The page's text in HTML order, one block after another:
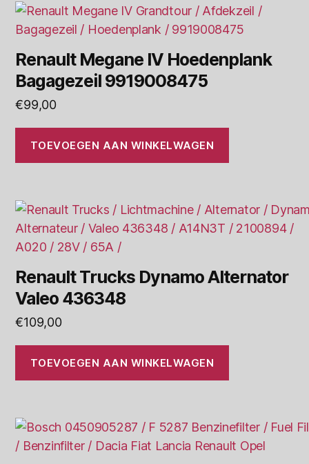
Renault Megane IV Hoedenplank
Bagagezeil 9919008475
€99,00
TOEVOEGEN AAN WINKELWAGEN
Renault Trucks Dynamo Alternator
Valeo 436348
€109,00
TOEVOEGEN AAN WINKELWAGEN